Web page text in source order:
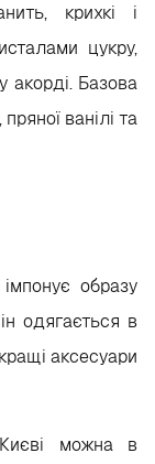
крихкі і
цукру,
акорді. Базова
ванілі та
образу
одягається в
аксесуари
можна в